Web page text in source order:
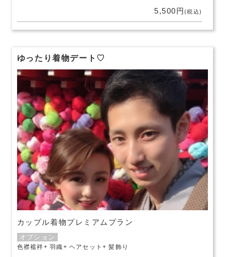
5,500円(税込)
ゆったり着物デート♡
カップル着物プレミアムプラン
オプション
色襟襦袢 羽織 ヘアセット 髪飾り